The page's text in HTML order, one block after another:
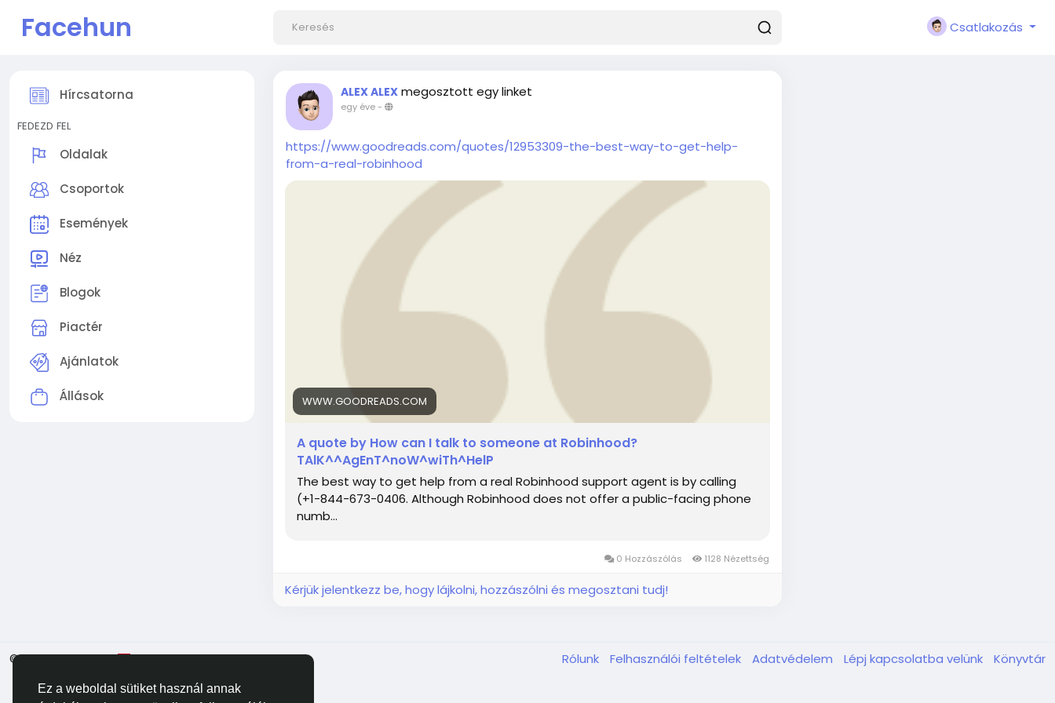
Ez a weboldal sütiket használ annak
Facehun Csatlakozás
Hírcsatorna
FEDEZD FEL
Oldalak
Csoportok
Események
Néz
Blogok
Piactér
Ajánlatok
Állások
ALEX ALEX megosztott egy linket
egy éve-
https://www.goodreads.com/quotes/12953309-the-best-way-to-get-help-
from-a-real-robinhood
WWW.GOODREADS.COM
A quote by How can I talk to someone at Robinhood?
TAlK^^AgEnT^noW^wiTh^HelP
The best way to get help from a real Robinhood support agent is by calling
(+1-844-673-0406. Although Robinhood does not offer a public-facing phone
numb...
0 Hozzászólás 1128 Nézettség
Kérjük jelentkezz be, hogy lájkolni, hozzászólni és megosztani tudj!
© 2026 Facehun Magyar Rólunk Felhasználói feltételek Adatvédelem Lépj kapcsolatba velünk Könyvtár